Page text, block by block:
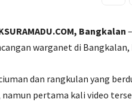
Bangkalan
warganet di Bangkalan,
dan rangkulan yang
namun pertama kali video